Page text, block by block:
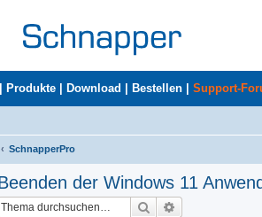
Produkte Download Bestellen Support-
SchnapperPro
der Windows 11
Suche